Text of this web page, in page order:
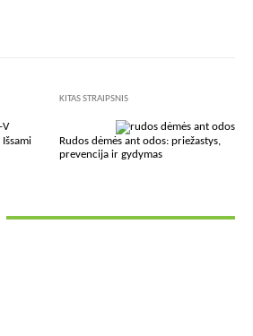
KITAS STRAIPSNIS
Rudos dėmės ant odos: priežastys,
prevencija ir gydymas